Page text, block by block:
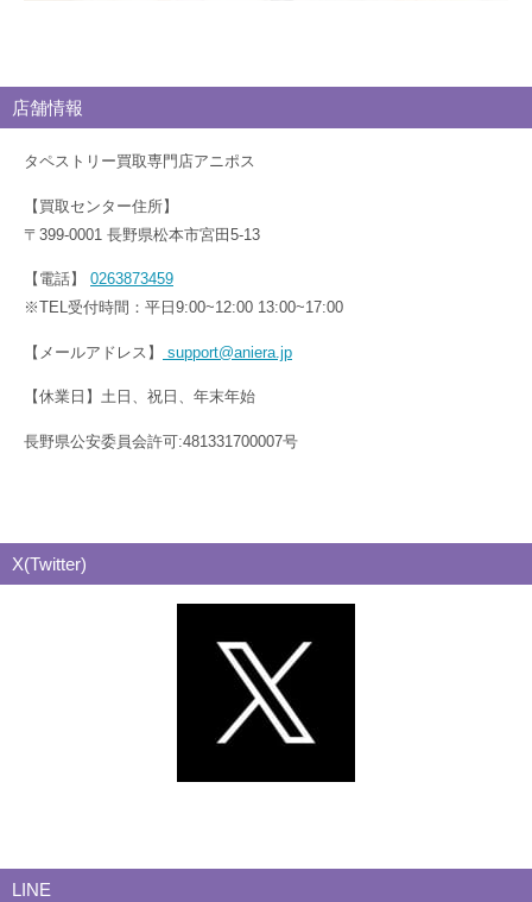
店舗情報
タペストリー買取専門店アニポス
【買取センター住所】
〒399-0001 長野県松本市宮田5-13
【電話】 0263873459
※TEL受付時間：平日9:00~12:00 13:00~17:00
【メールアドレス】 support@aniera.jp
【休業日】土日、祝日、年末年始
長野県公安委員会許可:481331700007号
X(Twitter)
LINE